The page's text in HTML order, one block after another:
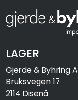
LAGER
Gjerde & Byhring
Bruksvegen 17
2114 Disenå